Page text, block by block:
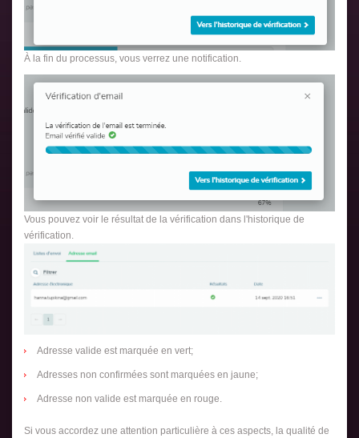
À la fin du processus, vous verrez une notification.
Vous pouvez voir le résultat de la vérification dans l'historique de
vérification.
Adresse valide est marquée en vert;
Adresses non confirmées sont marquées en jaune;
Adresse non valide est marquée en rouge.
Si vous accordez une attention particulière à ces aspects, la qualité de